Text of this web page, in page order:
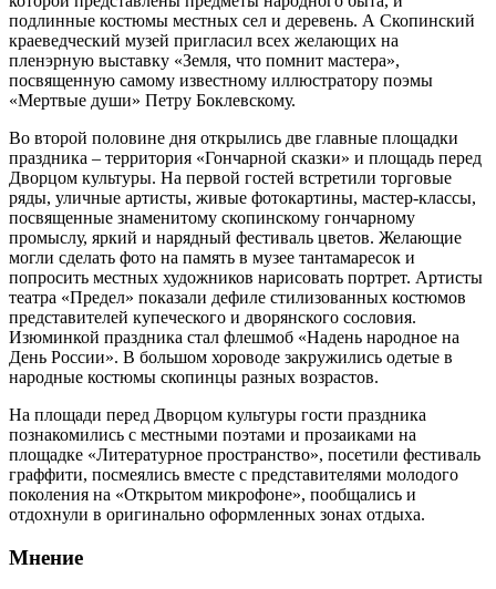
подлинные костюмы местных сел и деревень. А Скопинский
краеведческий музей пригласил всех желающих на
пленэрную выставку «Земля, что помнит мастера»,
посвященную самому известному иллюстратору поэмы
«Мертвые души» Петру Боклевскому.
Во второй половине дня открылись две главные площадки
праздника – территория «Гончарной сказки» и площадь перед
Дворцом культуры. На первой гостей встретили торговые
ряды, уличные артисты, живые фотокартины, мастер-классы,
посвященные знаменитому скопинскому гончарному
промыслу, яркий и нарядный фестиваль цветов. Желающие
могли сделать фото на память в музее тантамаресок и
попросить местных художников нарисовать портрет. Артисты
театра «Предел» показали дефиле стилизованных костюмов
представителей купеческого и дворянского сословия.
Изюминкой праздника стал флешмоб «Надень народное на
День России». В большом хороводе закружились одетые в
народные костюмы скопинцы разных возрастов.
На площади перед Дворцом культуры гости праздника
познакомились с местными поэтами и прозаиками на
площадке «Литературное пространство», посетили фестиваль
граффити, посмеялись вместе с представителями молодого
поколения на «Открытом микрофоне», пообщались и
отдохнули в оригинально оформленных зонах отдыха.
Мнение